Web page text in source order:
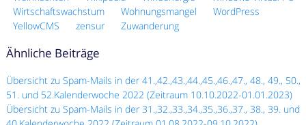
Wirtschaftswachstum
Wohnungsmangel
WordPress
YellowCMS
zensur Zuwanderung
Ähnliche Beiträge
Übersicht zu Spam-Mails in der 41.,42.,43.,44.,45.,46.,47., 48., 49., 50.,
51. und 52.Kalenderwoche 2022 (Zeitraum 10.10.2022-01.01.2023)
Übersicht zu Spam-Mails in der 31.,32.,33.,34.,35.,36.,37., 38., 39. und